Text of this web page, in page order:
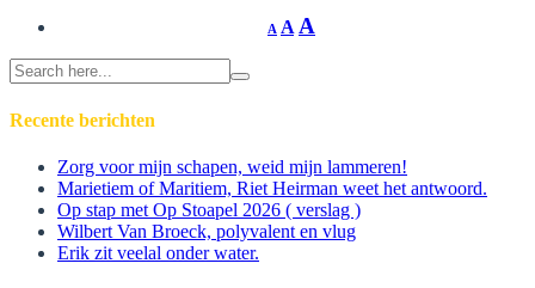
A A A
Search
for:
Recente berichten
Zorg voor mijn schapen, weid mijn lammeren!
Marietiem of Maritiem, Riet Heirman weet het antwoord.
Op stap met Op Stoapel 2026 ( verslag )
Wilbert Van Broeck, polyvalent en vlug
Erik zit veelal onder water.